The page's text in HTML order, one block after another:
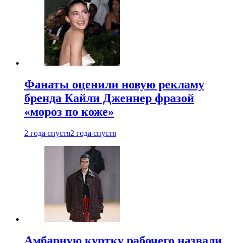
Фанаты оценили новую рекламу
бренда Кайли Дженнер фразой
«мороз по коже»
2 года спустя2 года спустя
Амбарную куртку рабочего назвали